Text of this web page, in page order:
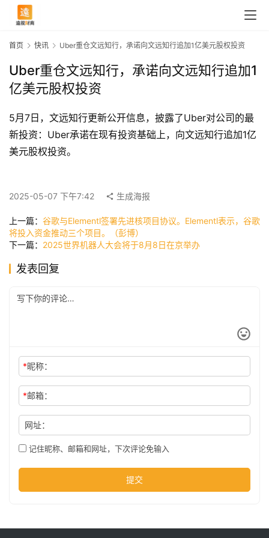
快
讯
公
时
尚
科
技
首页 快讯 Uber重仓文远知行，承诺向文远知行追加1亿美元股权投资
Uber重仓文远知行，承诺向文远知行追加1
亿美元股权投资
5月7日，文远知行更新公开信息，披露了Uber对公司的最
新投资：Uber承诺在现有投资基础上，向文远知行追加1亿
美元股权投资。
2025-05-07 下午7:42 生成海报
上一篇： 谷歌与Elementl签署先进核项目协议。Elementl表示，谷歌
将投入资金推动三个项目。（彭博）
下一篇： 2025世界机器人大会将于8月8日在京举办
发表回复
*昵称：
*邮箱：
网址：
记住昵称、邮箱和网址，下次评论免输入
提交